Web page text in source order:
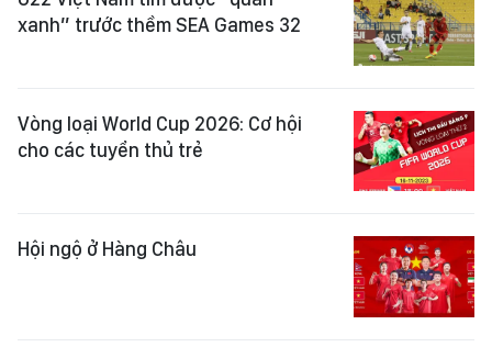
xanh” trước thềm SEA Games 32
Vòng loại World Cup 2026: Cơ hội
cho các tuyển thủ trẻ
Hội ngộ ở Hàng Châu